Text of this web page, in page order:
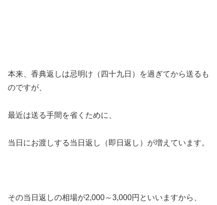
本来、香典返しは忌明け（四十九日）を過ぎてから送るも
のですが、
最近は送る手間を省くために、
当日にお渡しする当日返し（即日返し）が増えています。
その当日返しの相場が2,000～3,000円といいますから、